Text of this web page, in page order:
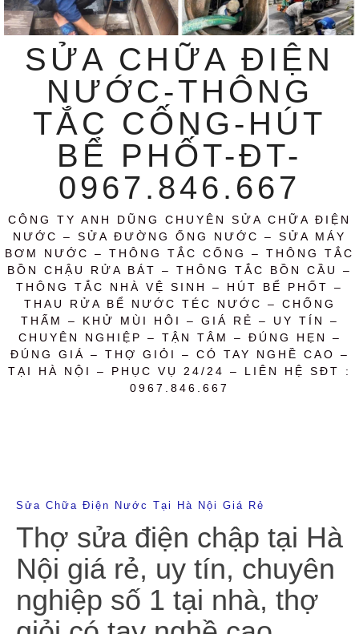
SỬA CHỮA ĐIỆN
NƯỚC-THÔNG
TẮC CỐNG-HÚT
BỂ PHỐT-ĐT-
0967.846.667
CÔNG TY ANH DŨNG CHUYÊN SỬA CHỮA ĐIỆN
NƯỚC – SỬA ĐƯỜNG ỐNG NƯỚC – SỬA MÁY
BƠM NƯỚC – THÔNG TẮC CỐNG – THÔNG TẮC
BỒN CHẬU RỬA BÁT – THÔNG TẮC BỒN CẦU –
THÔNG TẮC NHÀ VỆ SINH – HÚT BỂ PHỐT –
THAU RỬA BỂ NƯỚC TÉC NƯỚC – CHỐNG
THẤM – KHỬ MÙI HÔI – GIÁ RẺ – UY TÍN –
CHUYÊN NGHIỆP – TẬN TÂM – ĐÚNG HẸN –
ĐÚNG GIÁ – THỢ GIỎI – CÓ TAY NGHỀ CAO –
TẠI HÀ NỘI – PHỤC VỤ 24/24 – LIÊN HỆ SĐT :
0967.846.667
Sửa Chữa Điện Nước Tại Hà Nội Giá Rẻ
Thợ sửa điện chập tại Hà
Nội giá rẻ, uy tín, chuyên
nghiệp số 1 tại nhà, thợ